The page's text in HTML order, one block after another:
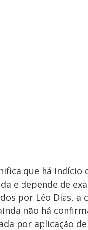
que há indício
e depende de
por Léo Dias, a
não há
por aplicação